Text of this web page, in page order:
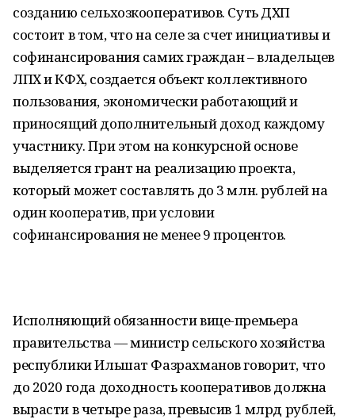
созданию сельхозкооперативов. Суть ДХП
состоит в том, что на селе за счет инициативы и
софинансирования самих граждан – владельцев
ЛПХ и КФХ, создается объект коллективного
пользования, экономически работающий и
приносящий дополнительный доход каждому
участнику. При этом на конкурсной основе
выделяется грант на реализацию проекта,
который может составлять до 3 млн. рублей на
один кооператив, при условии
софинансирования не менее 9 процентов.
Исполняющий обязанности вице-премьера
правительства — министр сельского хозяйства
республики Ильшат Фазрахманов говорит, что
до 2020 года доходность кооперативов должна
вырасти в четыре раза, превысив 1 млрд рублей,